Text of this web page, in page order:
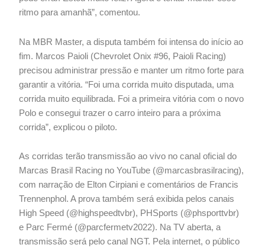
ritmo para amanhã”, comentou.
Na MBR Master, a disputa também foi intensa do início ao
fim. Marcos Paioli (Chevrolet Onix #96, Paioli Racing)
precisou administrar pressão e manter um ritmo forte para
garantir a vitória. “Foi uma corrida muito disputada, uma
corrida muito equilibrada. Foi a primeira vitória com o novo
Polo e consegui trazer o carro inteiro para a próxima
corrida”, explicou o piloto.
As corridas terão transmissão ao vivo no canal oficial do
Marcas Brasil Racing no YouTube (@marcasbrasilracing),
com narração de Elton Cirpiani e comentários de Francis
Trennenphol. A prova também será exibida pelos canais
High Speed (@highspeedtvbr), PHSports (@phsporttvbr)
e Parc Fermé (@parcfermetv2022). Na TV aberta, a
transmissão será pelo canal NGT. Pela internet, o público